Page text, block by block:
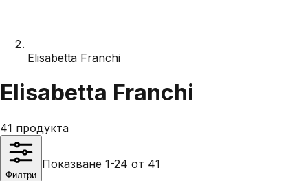
Elisabetta Franchi
Elisabetta Franchi
41 продукта
Филтри
Показване 1-24 от 41